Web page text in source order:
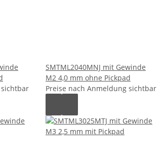
SMTML2040MNJ mit Gewinde
M2 4,0 mm ohne Pickpad
Preise nach Anmeldung sichtbar